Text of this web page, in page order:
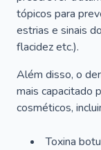
tópicos para
estrias e sinais
flacidez etc.).
Além disso, o
mais capacitado
cosméticos,
Toxina